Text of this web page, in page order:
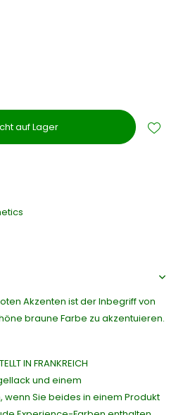
auf Lager
Akzenten ist der Inbegriff von
braune Farbe zu akzentuieren.
IN FRANKREICH
und einem
Sie beides in einem Produkt